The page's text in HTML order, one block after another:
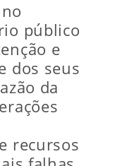
público
e
dos seus
da
recursos